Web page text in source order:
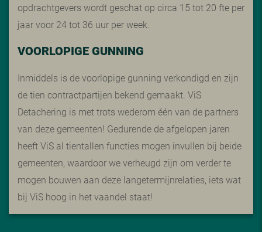
opdrachtgevers wordt geschat op circa 15 tot 20 fte per
jaar voor 24 tot 36 uur per week.
VOORLOPIGE GUNNING
Inmiddels is de voorlopige gunning verkondigd en zijn
de tien contractpartijen bekend gemaakt. ViS
Detachering is met trots wederom één van de partners
van deze gemeenten! Gedurende de afgelopen jaren
heeft ViS al tientallen functies mogen invullen bij beide
gemeenten, waardoor we verheugd zijn om verder te
mogen bouwen aan deze langetermijnrelaties, iets wat
bij ViS hoog in het vaandel staat!